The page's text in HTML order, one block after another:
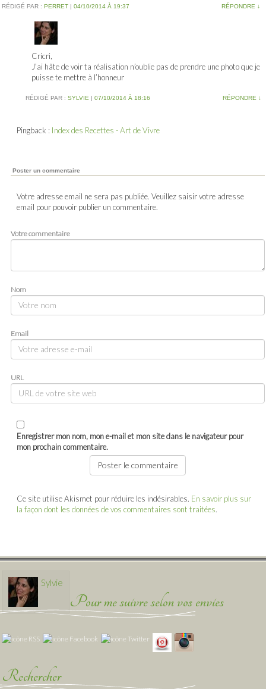
RÉDIGÉ PAR : PERRET | 04/10/2014 À 19:37 RÉPONDRE ↓
Cricri,
J’ai hâte de voir ta réalisation n’oublie pas de prendre une photo que je
puisse te mettre à l’honneur
RÉDIGÉ PAR : SYLVIE | 07/10/2014 À 18:16 RÉPONDRE ↓
Pingback : Index des Recettes - Art de Vivre
Poster un commentaire
Votre adresse email ne sera pas publiée. Veuillez saisir votre adresse
email pour pouvoir publier un commentaire.
Votre commentaire
Nom
Email
URL
Enregistrer mon nom, mon e-mail et mon site dans le navigateur pour
mon prochain commentaire.
Ce site utilise Akismet pour réduire les indésirables. En savoir plus sur
la façon dont les données de vos commentaires sont traitées.
Sylvie
Pour me suivre selon vos envies
Rechercher